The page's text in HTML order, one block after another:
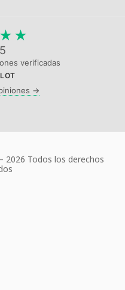
★ ★
5
verificadas
→
2026 Todos los derechos